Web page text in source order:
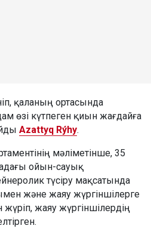
қаланың ортасында
өзі күтпеген қиын жағдайға
Azattyq Rýhy.
мәліметінше, 35
ойын-сауық
түсіру мақсатында
және жаяу жүргіншілерге
жүріп, жаяу жүргіншілердің